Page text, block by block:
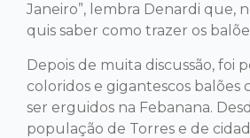
Janeiro”, lembra Denardi que,
quis saber como trazer os
Depois de muita discussão, foi
coloridos e gigantescos balões
ser erguidos na Febanana.
população de Torres e de